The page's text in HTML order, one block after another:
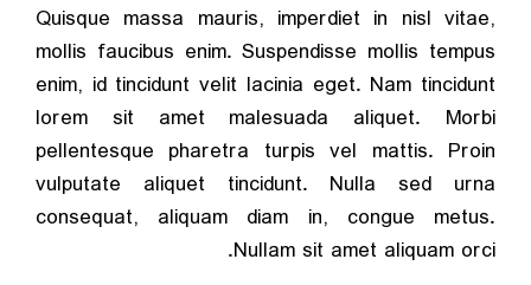
Quisque massa mauris, imperdiet in nisl vitae,
mollis faucibus enim. Suspendisse mollis tempus
enim, id tincidunt velit lacinia eget. Nam tincidunt
lorem sit amet malesuada aliquet. Morbi
pellentesque pharetra turpis vel mattis. Proin
vulputate aliquet tincidunt. Nulla sed urna
consequat, aliquam diam in, congue metus.
Nullam sit amet aliquam orci.